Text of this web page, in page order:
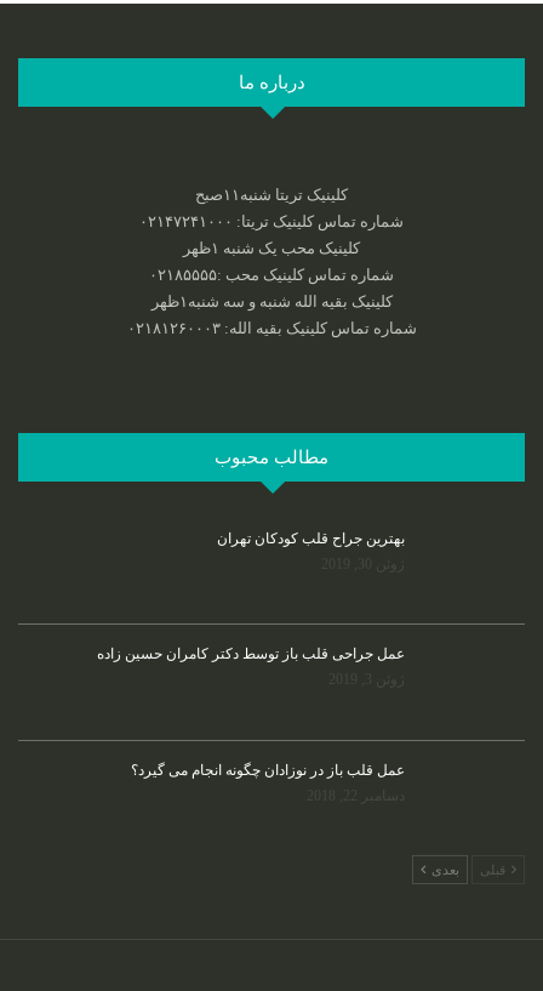
درباره ما
کلینیک تریتا شنبه۱۱صبح
شماره تماس کلینیک تریتا: ۰۲۱۴۷۲۴۱۰۰۰
کلینیک محب یک شنبه ۱ظهر
شماره تماس کلینیک محب :‌۰۲۱۸۵۵۵۵
کلینیک بقیه الله شنبه و سه شنبه۱ظهر
شماره تماس کلینیک بقیه الله: ۰۲۱۸۱۲۶۰۰۰۳
مطالب محبوب
بهترین جراح قلب کودکان تهران
عمل جراحی قلب باز توسط دکتر کامران حسین زاده
عمل قلب باز در نوزادان چگونه انجام می گیرد؟
قبلی بعدی